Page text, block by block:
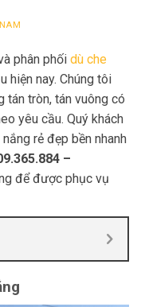
phân phối dù che
hiện nay. Chúng tôi
tán tròn, tán vuông có
yêu cầu. Quý khách
rẻ đẹp bền nhanh
–
để được phục vụ